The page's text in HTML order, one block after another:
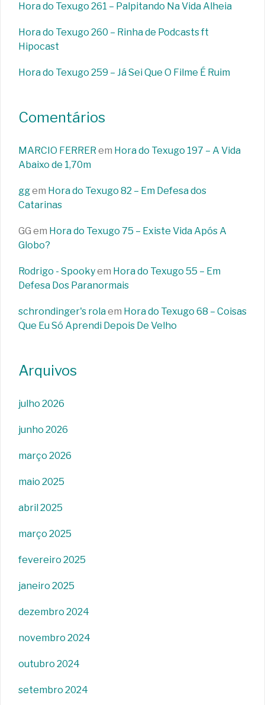
Hora do Texugo 261 – Palpitando Na Vida Alheia
Hora do Texugo 260 – Rinha de Podcasts ft
Hipocast
Hora do Texugo 259 – Já Sei Que O Filme É Ruim
Comentários
MARCIO FERRER em Hora do Texugo 197 – A Vida
Abaixo de 1,70m
ggem Hora do Texugo 82 – Em Defesa dos
Catarinas
GG em Hora do Texugo 75 – Existe Vida Após A
Globo?
Rodrigo - Spookyem Hora do Texugo 55 – Em
Defesa Dos Paranormais
schrondinger's rolaem Hora do Texugo 68 – Coisas
Que Eu Só Aprendi Depois De Velho
Arquivos
julho 2026
junho 2026
março 2026
maio 2025
abril 2025
março 2025
fevereiro 2025
janeiro 2025
dezembro 2024
novembro 2024
outubro 2024
setembro 2024